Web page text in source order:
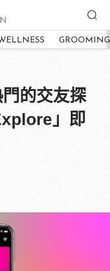
GROOMING
的交友探
」即